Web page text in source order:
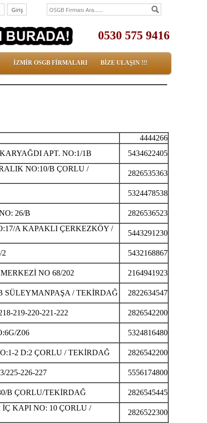
0530 575 9416
İZMİR OSGB FİRMALARI BİZE ULAŞIN !!!
4444266
APT. NO:1/1B 5434622405
NO:10/B ÇORLU /
2826535363
5324478538
26/B 2826536523
A KAPAKLI ÇERKEZKÖY /
5443291230
5432168867
NO 68/202 2164941923
SÜLEYMANPAŞA / TEKİRDAĞ
2822634547
219-220-221-222 2826542200
Z06 5324816480
2 D:2 ÇORLU / TEKİRDAĞ 2826542200
225-226-227 5556174800
B ÇORLU/TEKİRDAĞ 2826545445
KAPI NO: 10 ÇORLU /
2826522300